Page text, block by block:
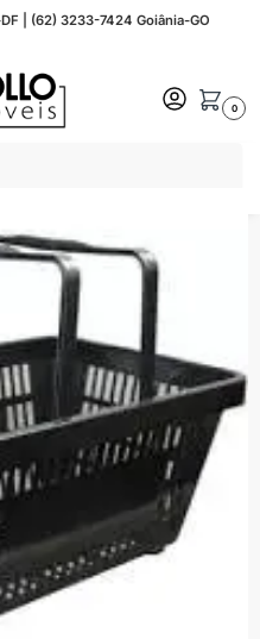
| (62) 3233-7424 Goiânia-GO
0
Compras Plástico Preto 14313